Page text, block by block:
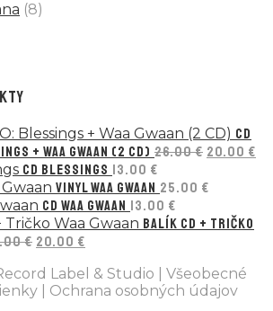
(8)
CD
+ WAA GWAAN (2 CD) 26.00€ Pôvodná
bola:
20.00 €
CD BLESSINGS 13.00 €
VINYL WAA GWAAN 25.00 €
CD WAA GWAAN 13.00 €
BALÍK CD + TRIČKO
€ Pôvodná
bola:
30.00 €.
20.00 €
je:
20.00 €.
Label & Studio | Všeobecné
| Ochrana osobných údajov